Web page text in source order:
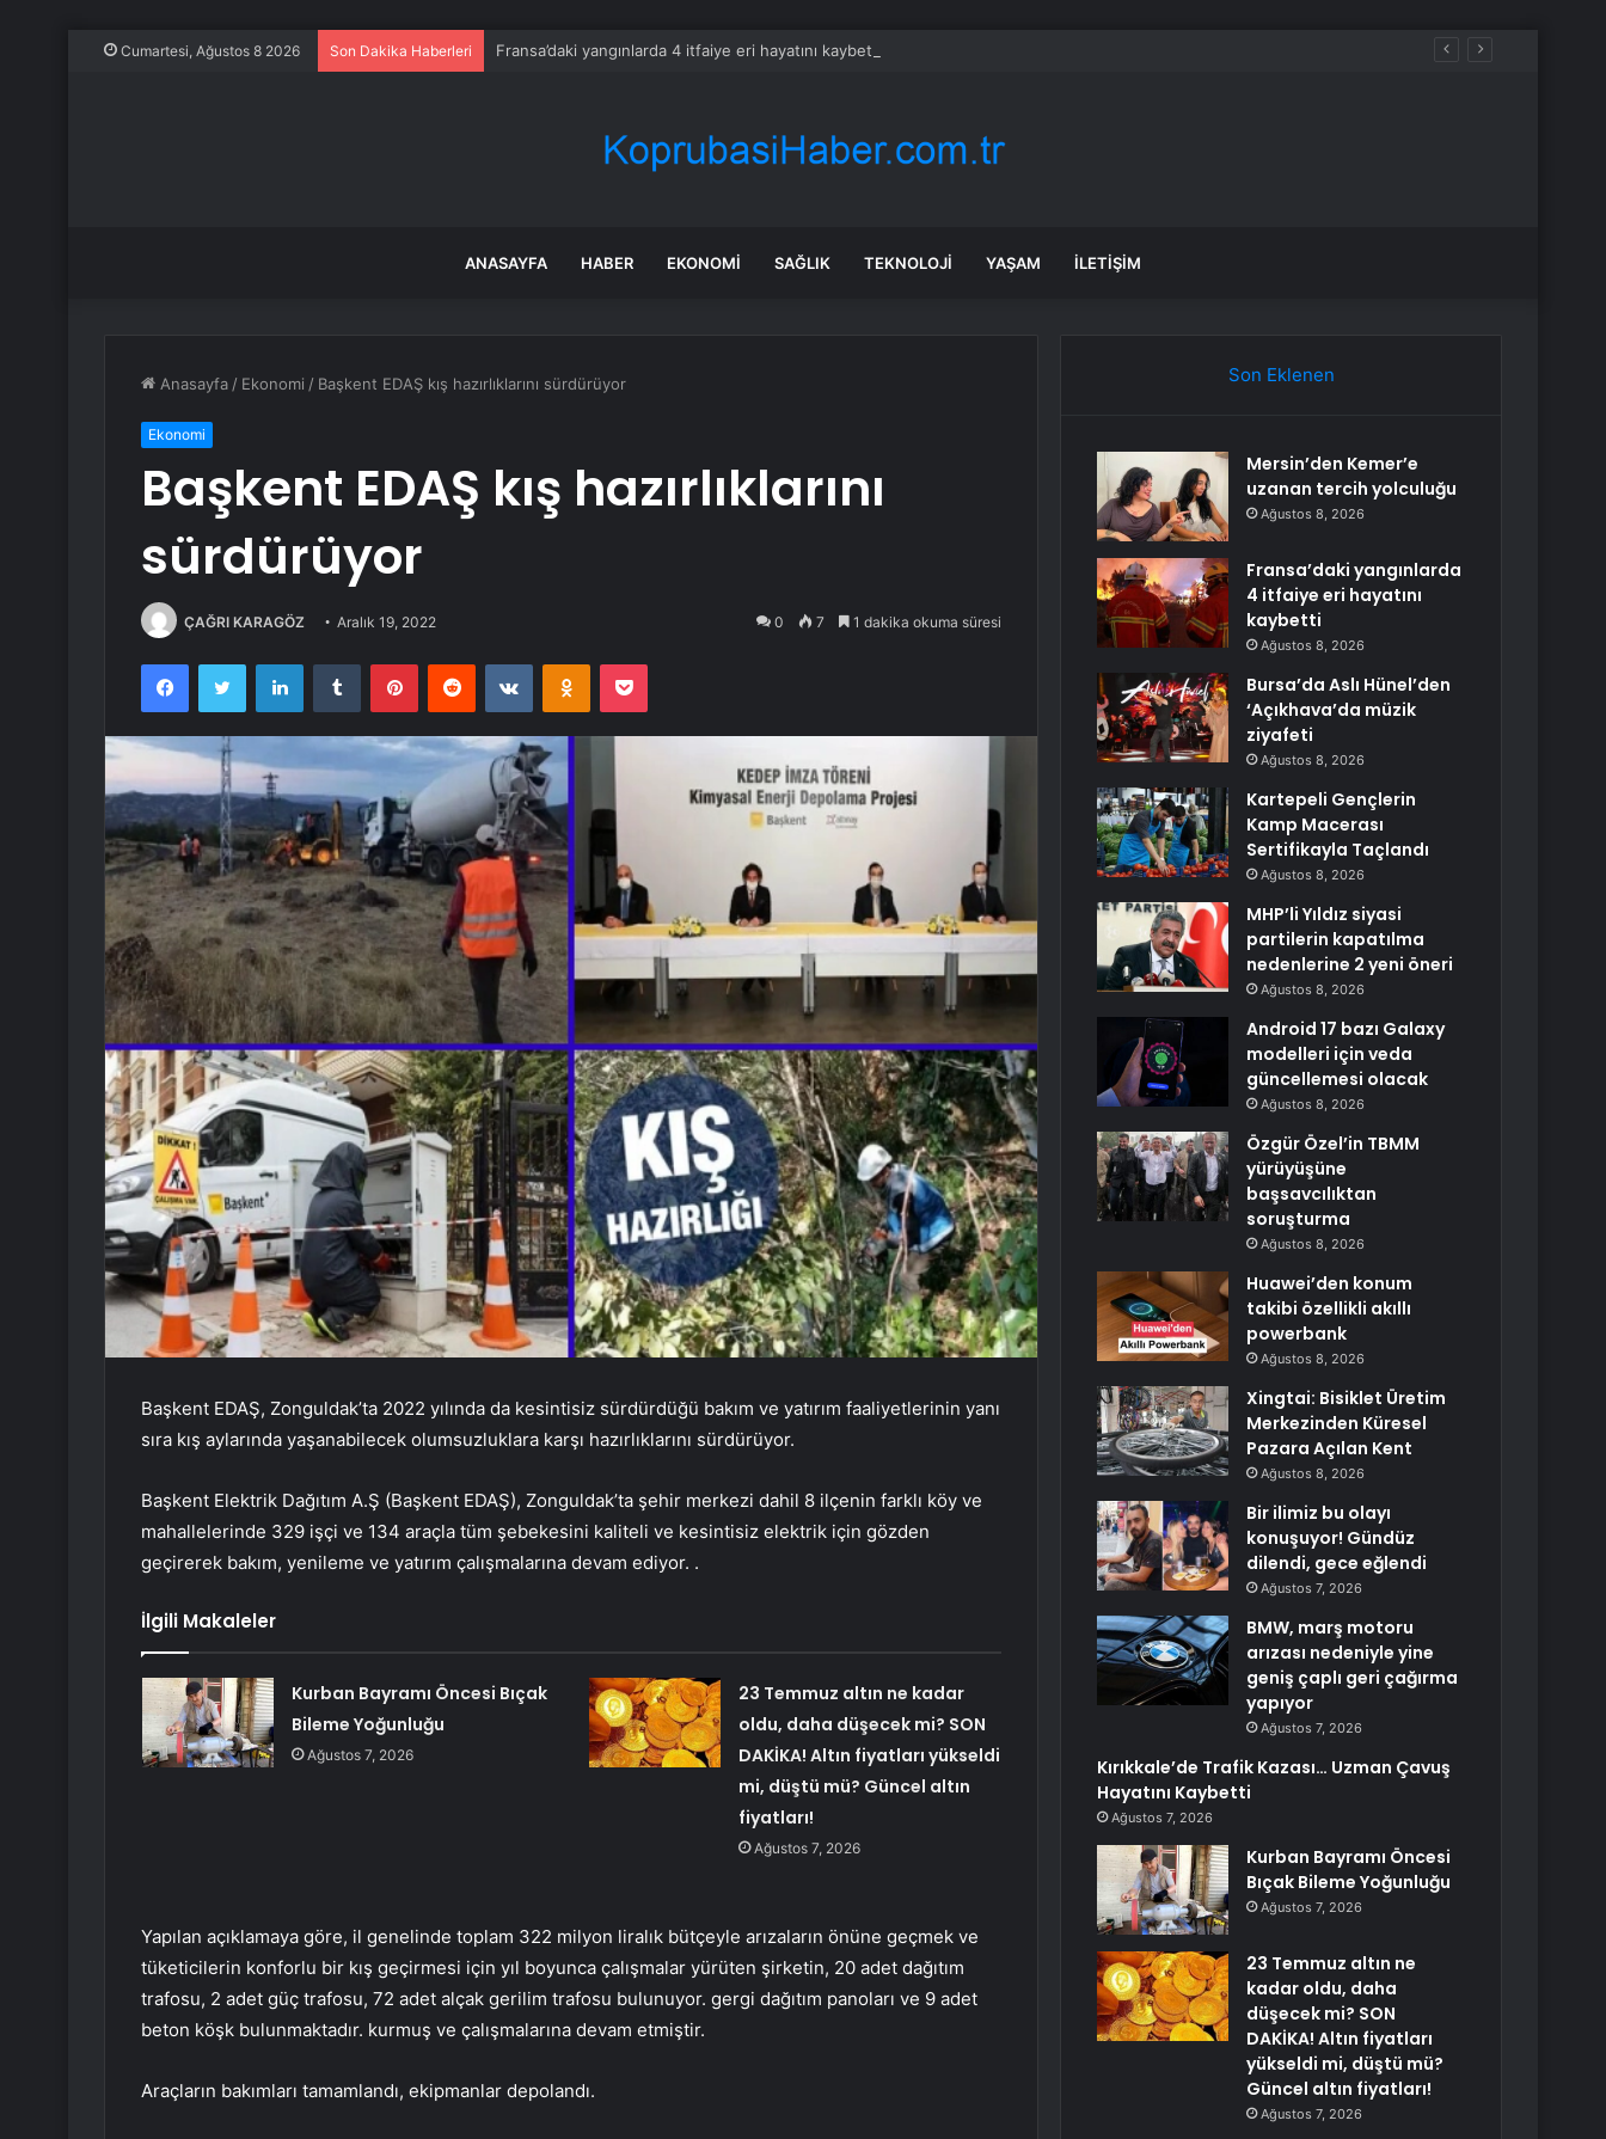
Cumartesi, Ağustos 8 2026 Son Dakika Haberleri Fransa’daki yangınlarda 4 itfaiye eri hayatını kaybetti
ANASAYFA HABER EKONOMI SAĞLIK TEKNOLOJI YAŞAM İLETIŞIM
Anasayfa / Ekonomi / Başkent EDAŞ kış hazırlıklarını sürdürüyor
Ekonomi
Başkent EDAŞ kış hazırlıklarını
sürdürüyor
ÇAĞRI KARAGÖZ Aralık 19, 2022 0 7 1 dakika okuma süresi
FacebookTwitter LinkedInTumblr PinterestReddit VKontakteOdnoklassniki
Pocket
Başkent EDAŞ, Zonguldak’ta 2022 yılında da kesintisiz sürdürdüğü bakım ve yatırım faaliyetlerinin yanı
sıra kış aylarında yaşanabilecek olumsuzluklara karşı hazırlıklarını sürdürüyor.
Başkent Elektrik Dağıtım A.Ş (Başkent EDAŞ), Zonguldak’ta şehir merkezi dahil 8 ilçenin farklı köy ve
mahallelerinde 329 işçi ve 134 araçla tüm şebekesini kaliteli ve kesintisiz elektrik için gözden
geçirerek bakım, yenileme ve yatırım çalışmalarına devam ediyor. .
İlgili Makaleler
Kurban Bayramı Öncesi Bıçak
Bileme Yoğunluğu
Ağustos 7, 2026
23 Temmuz altın ne kadar
oldu, daha düşecek mi? SON
DAKİKA! Altın fiyatları yükseldi
mi, düştü mü? Güncel altın
fiyatları!
Ağustos 7, 2026
Yapılan açıklamaya göre, il genelinde toplam 322 milyon liralık bütçeyle arızaların önüne geçmek ve
tüketicilerin konforlu bir kış geçirmesi için yıl boyunca çalışmalar yürüten şirketin, 20 adet dağıtım
trafosu, 2 adet güç trafosu, 72 adet alçak gerilim trafosu bulunuyor. gergi dağıtım panoları ve 9 adet
beton köşk bulunmaktadır. kurmuş ve çalışmalarına devam etmiştir.
Araçların bakımları tamamlandı, ekipmanlar depolandı.
Son Eklenen
Mersin’den Kemer’e
uzanan tercih yolculuğu
Ağustos 8, 2026
Fransa’daki yangınlarda
4 itfaiye eri hayatını
kaybetti
Ağustos 8, 2026
Bursa’da Aslı Hünel’den
‘Açıkhava’da müzik
ziyafeti
Ağustos 8, 2026
Kartepeli Gençlerin
Kamp Macerası
Sertifikayla Taçlandı
Ağustos 8, 2026
MHP’li Yıldız siyasi
partilerin kapatılma
nedenlerine 2 yeni öneri
Ağustos 8, 2026
Android 17 bazı Galaxy
modelleri için veda
güncellemesi olacak
Ağustos 8, 2026
Özgür Özel’in TBMM
yürüyüşüne
başsavcılıktan
soruşturma
Ağustos 8, 2026
Huawei’den konum
takibi özellikli akıllı
powerbank
Ağustos 8, 2026
Xingtai: Bisiklet Üretim
Merkezinden Küresel
Pazara Açılan Kent
Ağustos 8, 2026
Bir ilimiz bu olayı
konuşuyor! Gündüz
dilendi, gece eğlendi
Ağustos 7, 2026
BMW, marş motoru
arızası nedeniyle yine
geniş çaplı geri çağırma
yapıyor
Ağustos 7, 2026
Kırıkkale’de Trafik Kazası… Uzman Çavuş
Hayatını Kaybetti
Ağustos 7, 2026
Kurban Bayramı Öncesi
Bıçak Bileme Yoğunluğu
Ağustos 7, 2026
23 Temmuz altın ne
kadar oldu, daha
düşecek mi? SON
DAKİKA! Altın fiyatları
yükseldi mi, düştü mü?
Güncel altın fiyatları!
Ağustos 7, 2026